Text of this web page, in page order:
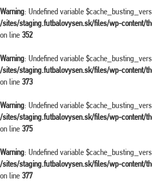
Warning: Undefined variable
/sites/staging.futbalovysen.sk/files/wp-content/
on line 352
Warning: Undefined variable
/sites/staging.futbalovysen.sk/files/wp-content/
on line 373
Warning: Undefined variable
/sites/staging.futbalovysen.sk/files/wp-content/
on line 375
Warning: Undefined variable
/sites/staging.futbalovysen.sk/files/wp-content/
on line 377